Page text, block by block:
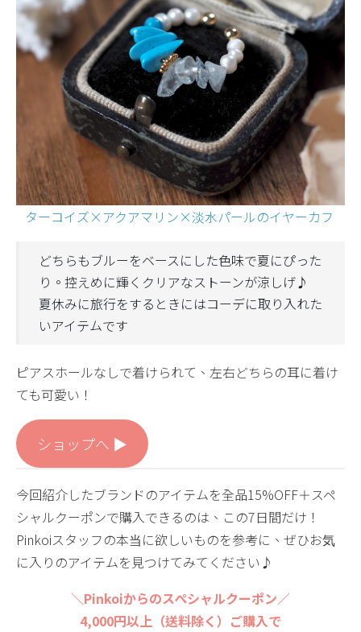
ターコイズ×アクアマリン×淡水パールのイヤーカフ
どちらもブルーをベースにした色味で夏にぴった
り。控えめに輝くクリアなストーンが涼しげ♪
夏休みに旅行をするときにはコーデに取り入れた
いアイテムです
ピアスホールなしで着けられて、左右どちらの耳に着け
ても可愛い！
ショップへ ▶︎
今回紹介したブランドのアイテムを全品15%OFF＋スペ
シャルクーポンで購入できるのは、この7日間だけ！
Pinkoiスタッフの本当に欲しいものを参考に、ぜひお気
に入りのアイテムを見つけてみてください♪
＼Pinkoiからのスペシャルクーポン／
4,000円以上（送料除く）ご購入で